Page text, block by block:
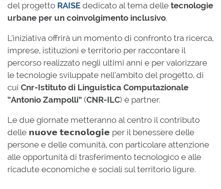
del progetto RAISE dedicato al tema delle tecnologie
urbane per un coinvolgimento inclusivo.
L’iniziativa offrirà un momento di confronto tra ricerca,
imprese, istituzioni e territorio per raccontare il
percorso realizzato negli ultimi anni e per valorizzare
le tecnologie sviluppate nell’ambito del progetto, di
cui Cnr-Istituto di Linguistica Computazionale
“Antonio Zampolli” (CNR-ILC) è partner.
Le due giornate metteranno al centro il contributo
delle 𝗻𝘂𝗼𝘃𝗲 𝘁𝗲𝗰𝗻𝗼𝗹𝗼𝗴𝗶𝗲 per il benessere delle
persone e delle comunità, con particolare attenzione
alle opportunità di trasferimento tecnologico e alle
ricadute economiche e sociali sul territorio ligure.